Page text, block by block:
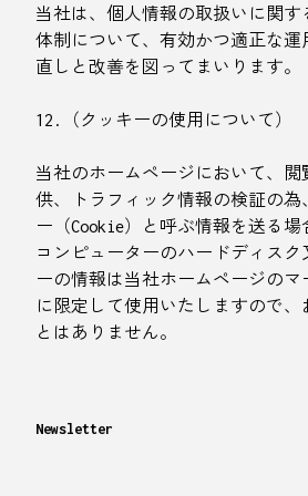
当社は、個人情報の取扱いに関
体制について、有効かつ適正な
直しと改善を図ってまいります。
12.（クッキーの使用について）
当社のホームページにおいて、
供、トラフィック情報の検証の
ー（Cookie）と呼ぶ情報を送る
コンピューターのハードディス
ーの情報は当社ホームページの
に限定して使用いたしますので
とはありません。
Newsletter